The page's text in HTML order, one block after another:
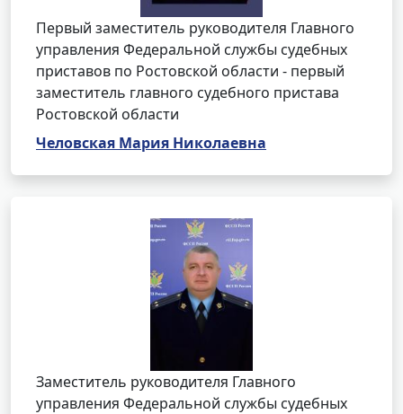
Первый заместитель руководителя Главного
управления Федеральной службы судебных
приставов по Ростовской области - первый
заместитель главного судебного пристава
Ростовской области
Человская Мария Николаевна
Заместитель руководителя Главного
управления Федеральной службы судебных